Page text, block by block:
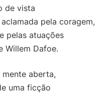
de vista
pela coragem,
pelas atuações
Willem Dafoe.
aberta,
uma ficção